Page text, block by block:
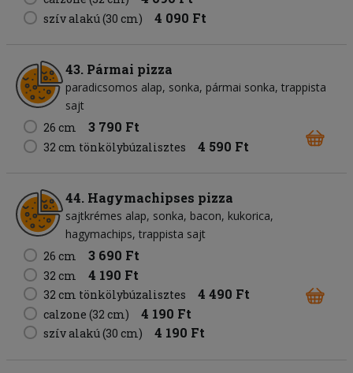
szív alakú (30 cm) 4 090 Ft
43. Pármai pizza
paradicsomos alap sonka pármai sonka trappista
sajt
26 cm
3 790 Ft
32 cm tönkölybúzalisztes 4 590 Ft
44. Hagymachipses pizza
sajtkrémes alap sonka bacon kukorica
hagymachips trappista sajt
26 cm
3 690 Ft
32 cm 4 190 Ft
32 cm tönkölybúzalisztes 4 490 Ft
calzone (32 cm) 4 190 Ft
szív alakú (30 cm) 4 190 Ft